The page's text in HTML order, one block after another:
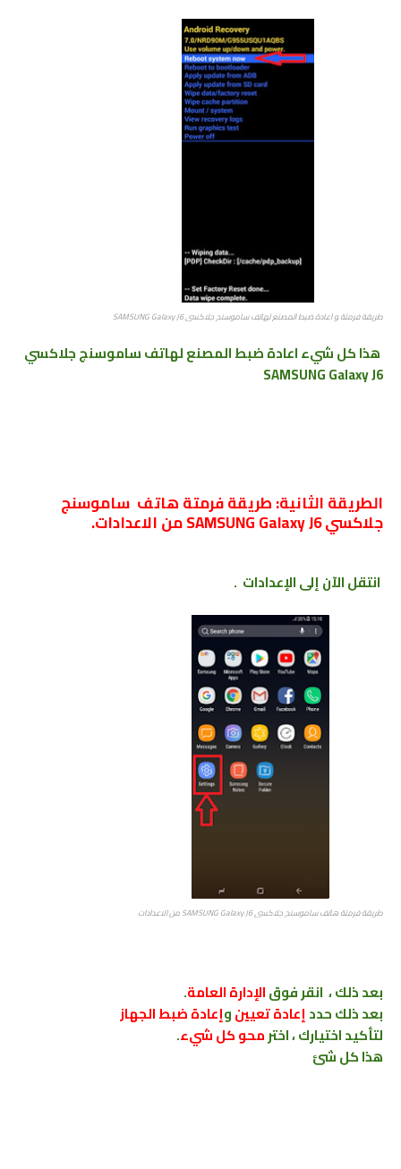
طريقة فرمتة ﻮ اعادة ضبط المصنع ﻟﻬﺎﺗﻒ ﺳﺎﻣﻮﺳﻨﺞ جلاكسي SAMSUNG Galaxy J6
هذا كل شيءاعادة ضبط المصنع ﻟﻬﺎﺗﻒ ﺳﺎﻣﻮﺳﻨﺞ جلاكسي
SAMSUNG Galaxy J6
الطريقة الثانية: طريقة فرمتة هاتف ﺳﺎﻣﻮﺳﻨﺞ
جلاكسي SAMSUNG Galaxy J6 من الاعدادات.
انتقل الآن إلى الإعدادات .
طريقة فرمتة هاتف ﺳﺎﻣﻮﺳﻨﺞ جلاكسي SAMSUNG Galaxy J6 من الاعدادات
بعد ذلك ، انقر فوقالإدارة العامة.
بعد ذلك حددإعادة تعيينوإعادةضبط الجهاز
لتأكيد اختيارك ، اخترمحو كل شيء.
هذا كل شئ